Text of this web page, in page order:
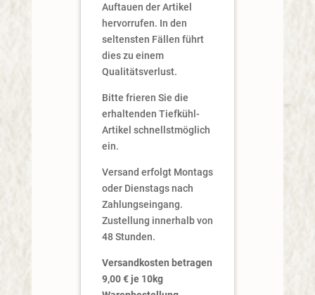
Auftauen der Artikel
hervorrufen. In den
seltensten Fällen führt
dies zu einem
Qualitätsverlust.
Bitte frieren Sie die
erhaltenden Tiefkühl-
Artikel schnellstmöglich
ein.
Versand erfolgt Montags
oder Dienstags nach
Zahlungseingang.
Zustellung innerhalb von
48 Stunden.
Versandkosten betragen
9,00 € je 10kg